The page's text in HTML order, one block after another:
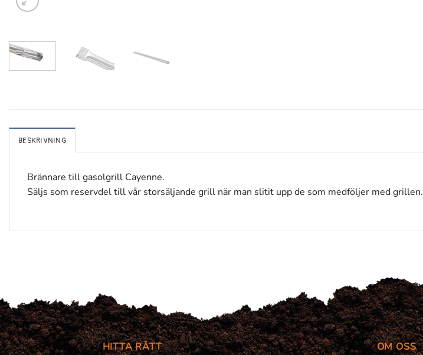
BESKRIVNING
Brännare till gasolgrill Cayenne.
Säljs som reservdel till vår storsäljande grill när man slitit upp de som medföljer med grillen.
HITTA RÄTT OM OSS